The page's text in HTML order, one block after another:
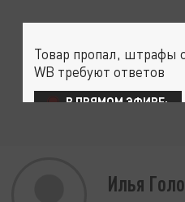
Илья
Товар пропал, штрафы
WB требуют ответов
В ПРЯМОМ ЭФИРЕ: